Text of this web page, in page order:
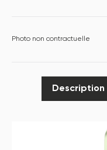
Photo non contractuelle
Description